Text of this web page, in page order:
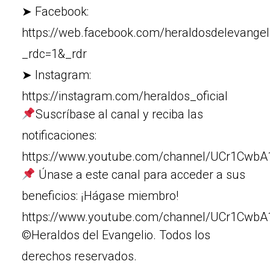
➤ Facebook:
https://web.facebook.com/
_rdc=1&_rdr
➤ Instagram:
https://instagram.com/heraldos_oficial
Suscríbase al canal y reciba las
notificaciones:
https://www.youtube.com/channel/
Únase a este canal para acceder a sus
beneficios: ¡Hágase miembro!
https://www.youtube.com/channel/
©Heraldos del Evangelio. Todos los
derechos reservados.